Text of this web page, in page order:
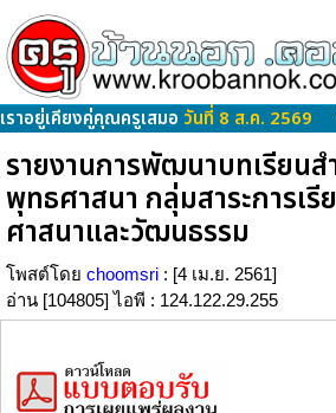
เราอยู่เคียงคู่คุณครูเสมอ วันที่ 8 ส.ค. 2569
รายงานการพัฒนาบทเรียนส
พุทธศาสนา กลุ่มสาระการเ
ศาสนาและวัฒนธรรม
โพสต์โดย choomsri : [4 เม.ย. 2561]
อ่าน [104805] ไอพี : 124.122.29.255